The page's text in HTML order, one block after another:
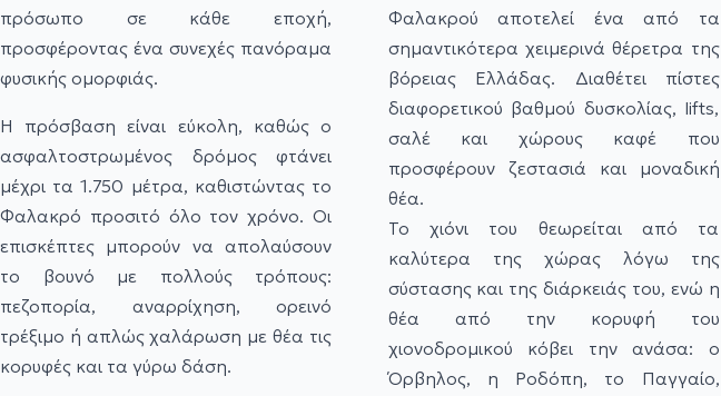
πρόσωπο σε κάθε εποχή,
προσφέροντας ένα συνεχές πανόραμα
φυσικής ομορφιάς.
Η πρόσβαση είναι εύκολη, καθώς ο
ασφαλτοστρωμένος δρόμος φτάνει
μέχρι τα 1.750 μέτρα, καθιστώντας το
Φαλακρό προσιτό όλο τον χρόνο. Οι
επισκέπτες μπορούν να απολαύσουν
το βουνό με πολλούς τρόπους:
πεζοπορία, αναρρίχηση, ορεινό
τρέξιμο ή απλώς χαλάρωση με θέα τις
κορυφές και τα γύρω δάση.
Φαλακρού αποτελεί ένα από τα
σημαντικότερα χειμερινά θέρετρα της
βόρειας Ελλάδας. Διαθέτει πίστες
διαφορετικού βαθμού δυσκολίας, lifts,
σαλέ και χώρους καφέ που
προσφέρουν ζεστασιά και μοναδική
θέα.
Το χιόνι του θεωρείται από τα
καλύτερα της χώρας λόγω της
σύστασης και της διάρκειάς του, ενώ η
θέα από την κορυφή του
χιονοδρομικού κόβει την ανάσα: ο
Όρβηλος, η Ροδόπη, το Παγγαίο,